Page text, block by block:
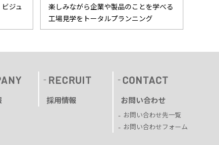
ジュ
楽しみながら企業や製品のことを学べる
工場見学をトータルプランニング
RECRUIT
採用情報
CONTACT
お問い合わせ
お問い合わせ先一覧
お問い合わせフォーム